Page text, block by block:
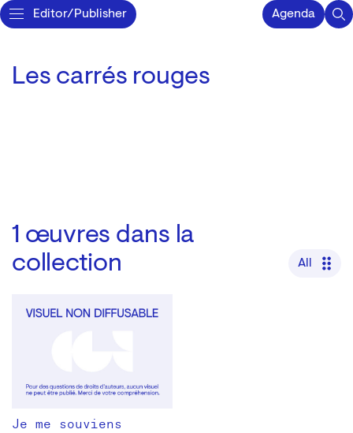
Editor/Publisher Agenda
Les carrés rouges
1 œuvres dans la
collection
All
Je me souviens